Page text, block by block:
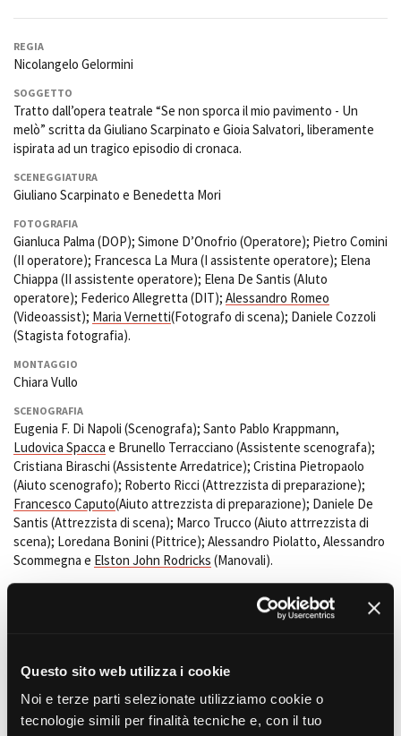
Questo sito web utilizza i cookie
Noi e terze parti selezionate utilizziamo cookie o
tecnologie simili per finalità tecniche e, con il tuo
Professionisti
Attrici-Attori
Beginners
LOCATION GUIDE
FILM DATABASE
BOOK DATABASE
NEWS
CASTING
Premio Solinas
Location - Nuovo utente
per affidamento lavori in
economia
Bandi e gare
Contatti
Privacy
Cookie policy
Whistleblowing
Credits
REGIA
Nicolangelo Gelormini
SOGGETTO
Tratto dall’opera teatrale “Se non sporca il mio pavimento - Un
melò” scritta da Giuliano Scarpinato e Gioia Salvatori, liberamente
ispirata ad un tragico episodio di cronaca.
SCENEGGIATURA
Giuliano Scarpinato e Benedetta Mori
FOTOGRAFIA
Gianluca Palma (DOP); Simone D’Onofrio (Operatore); Pietro Comini
(II operatore); Francesca La Mura (I assistente operatore); Elena
Chiappa (II assistente operatore); Elena De Santis (AIuto
operatore); Federico Allegretta (DIT); Alessandro Romeo
(Videoassist); Maria Vernetti(Fotografo di scena); Daniele Cozzoli
(Stagista fotografia).
MONTAGGIO
Chiara Vullo
SCENOGRAFIA
Eugenia F. Di Napoli (Scenografa); Santo Pablo Krappmann,
Ludovica Spacca e Brunello Terracciano (Assistente scenografa);
Cristiana Biraschi (Assistente Arredatrice); Cristina Pietropaolo
(Aiuto scenografo); Roberto Ricci (Attrezzista di preparazione);
Francesco Caputo(Aiuto attrezzista di preparazione); Daniele De
Santis (Attrezzista di scena); Marco Trucco (Aiuto attrrezzista di
scena); Loredana Bonini (Pittrice); Alessandro Piolatto, Alessandro
Scommegna e Elston John Rodricks (Manovali).
Antonella Cannarozzi (Costumista); Fulvia Roverselli e Marta Rinaldi
(Assistente costumi); Domitilla Montuori (Aiuto costumi); Gianna
SUONO
Francesco Liotard (Fonico); Blu Falabella (Microfonista)
TRUCCATORI E PARRUCCHIERI